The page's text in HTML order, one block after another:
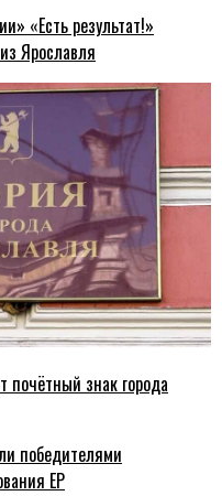
«Есть результат!»
Ярославля
почётный знак города
победителями
ЕР